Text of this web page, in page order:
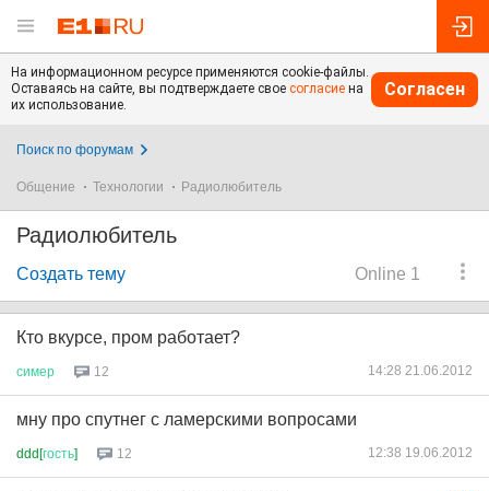
На информационном ресурсе применяются cookie-файлы.
Оставаясь на сайте, вы подтверждаете свое согласие на
их использование.
Согласен
Поиск по форумам
Общение Технологии Радиолюбитель
Радиолюбитель
Online 1
Создать тему
Кто вкурсе, пром работает?
симер 12 14:28 21.06.2012
мну про спутнег с ламерскими вопросами
ddd[гость] 12 12:38 19.06.2012